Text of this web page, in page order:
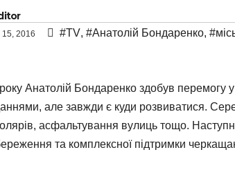
2016 #TV, #Анатолій Бондаренко,
Анатолій Бондаренко здобув перемогу
але завжди є куди розвиватися.
асфальтування вулиць тощо.
та комплексної підтримки